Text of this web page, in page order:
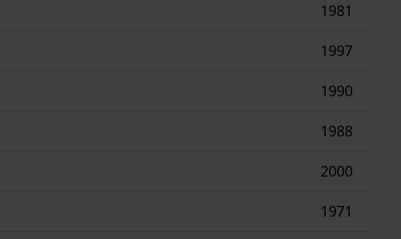
1981
1997
1990
1988
2000
1971